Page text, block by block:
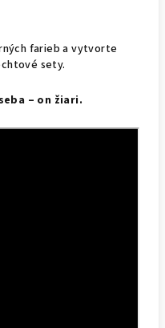
farieb a vytvorte
sety.
– on žiari.